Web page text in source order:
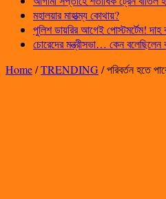
মহালয়ার মাহাত্ম্য কোথায়?
পুলিশ ডায়রির আগেই পোস্টমর্টেম!
চোরেদের মন্ত্রীসভা… কেন বলেছিলেন
Home/TRENDING/পরিবর্তন হতে